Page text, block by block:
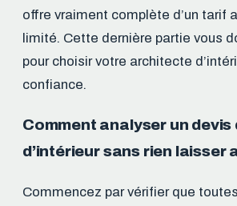
offre vraiment complète d’un tarif
limité. Cette dernière partie vous
pour choisir votre architecte
confiance.
Comment analyser un devis
d’intérieur sans rien laisser
Commencez par vérifier que